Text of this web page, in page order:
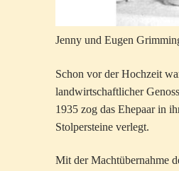
Jenny und Eugen
Schon vor der Hochzeit
landwirtschaftlicher
1935 zog das Ehepaar in
Stolpersteine verlegt.
Mit der Machtübernahme